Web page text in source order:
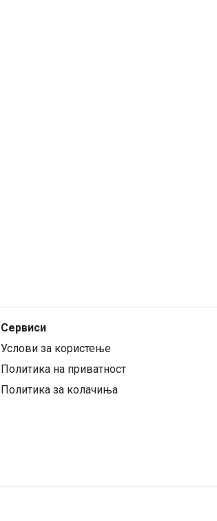
Сервиси
Услови за користење
Политика на приватност
Политика за колачиња